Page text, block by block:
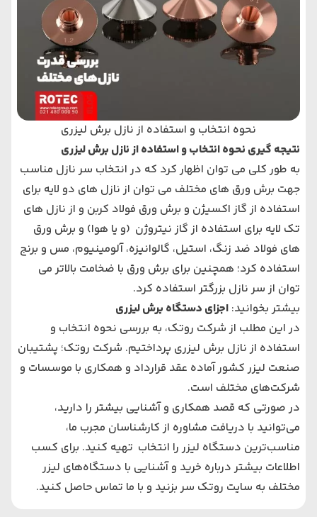
نحوه انتخاب و استفاده از نازل برش لیزری
نتیجه گیری نحوه انتخاب و استفاده از نازل برش لیزری
به طور کلی می توان اظهار کرد که در انتخاب سر نازل مناسب
جهت برش ورق های مختلف می توان از نازل های دو لایه برای
استفاده از گاز اکسیژن و برش ورق فولاد کربن و از نازل های
تک لایه برای استفاده از گاز نیتروژن (و یا هوا) و برش ورق
های فولاد ضد زنگ، استیل، گالوانیزه، آلومینیوم، مس و برنج
استفاده کرد؛ همچنین برای برش ورق با ضخامت بالاتر می
توان از سر نازل بزرگتر استفاده کرد.
بیشتر بخوانید: اجزای دستگاه برش لیزری
در این مطلب از شرکت روتک، به بررسی نحوه انتخاب و
استفاده از نازل برش لیزری پرداختیم. شرکت روتک؛ پشتیبان
صنعت لیزر کشور آماده عقد قرارداد و همکاری با موسسات و
شرکت‌های مختلف است.
در صورتی که قصد همکاری و آشنایی بیشتر را دارید،
می‌توانید با دریافت مشاوره از کارشناسان مجرب ما،
مناسب‌ترین دستگاه لیزر را انتخاب تهیه کنید. برای کسب
اطلاعات بیشتر درباره خرید و آشنایی با دستگاه‌های لیزر
مختلف به سایت روتک سر بزنید و با ما تماس حاصل کنید.